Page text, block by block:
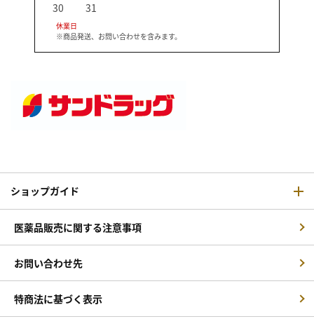
30
31
休業日
※商品発送、お問い合わせを含みます。
ショップガイド
医薬品販売に関する注意事項
お問い合わせ先
特商法に基づく表示